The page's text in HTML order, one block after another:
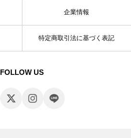
企業情報
特定商取引法に基づく表記
FOLLOW US